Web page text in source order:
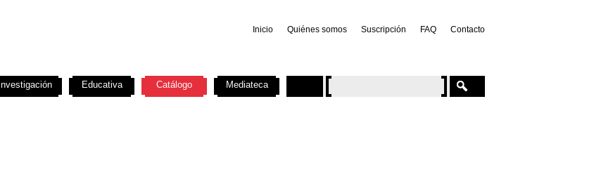
Inicio Quiénes somos Suscripción FAQ Contacto
Investigación Educativa Catálogo Mediateca